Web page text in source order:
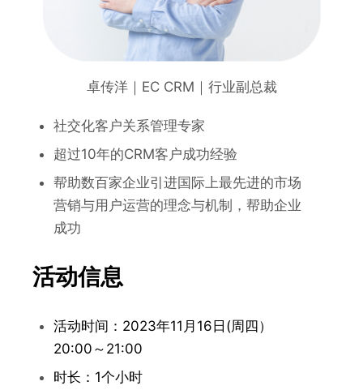
卓传洋｜EC CRM｜行业副总裁
社交化客户关系管理专家
超过10年的CRM客户成功经验
帮助数百家企业引进国际上最先进的市场
营销与用户运营的理念与机制，帮助企业
成功
活动信息
活动时间：2023年11月16日(周四）
20:00～21:00
时长：1个小时